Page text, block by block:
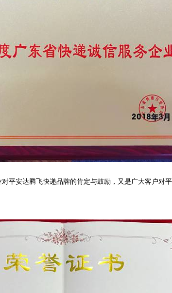
安达腾飞快递品牌的肯定与鼓励，又是广大客户对